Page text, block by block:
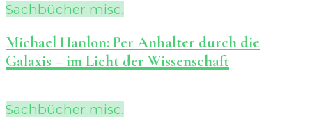
Sachbücher misc.
Michael Hanlon: Per Anhalter durch die
Galaxis – im Licht der Wissenschaft
Sachbücher misc.